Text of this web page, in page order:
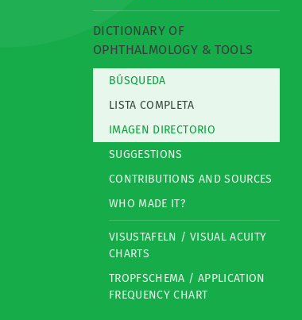
DICTIONARY OF
OPHTHALMOLOGY & TOOLS
BÚSQUEDA
LISTA COMPLETA
IMAGEN DIRECTORIO
SUGGESTIONS
CONTRIBUTIONS AND SOURCES
WHO MADE IT?
VISUSTAFELN / VISUAL ACUITY
CHARTS
TROPFSCHEMA / APPLICATION
FREQUENCY CHART